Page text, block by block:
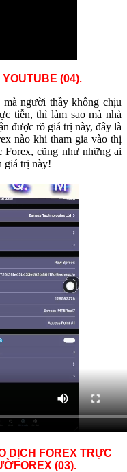
(04).
người thầy không chịu
tiễn, thì làm sao mà nhà
được rõ giá trị này, đây là
nào khi tham gia vào thị
Forex, cũng như những ai
giá trị này!
DỊCH FOREX TRỰC
FOREX (03).